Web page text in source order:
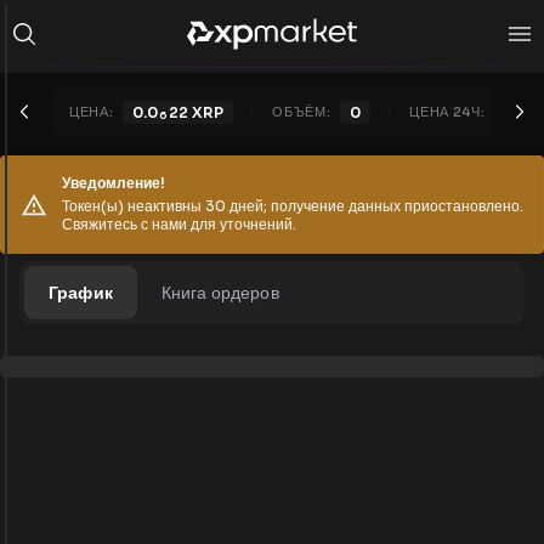
ЦЕНА: 0.06 22 XRP ОБЪЁМ: 0 ЦЕНА 24Ч: 0.0
Уведомление!
Токен(ы) неактивны 30 дней; получение данных приостановлено.
Свяжитесь с нами для уточнений.
График Книга ордеров